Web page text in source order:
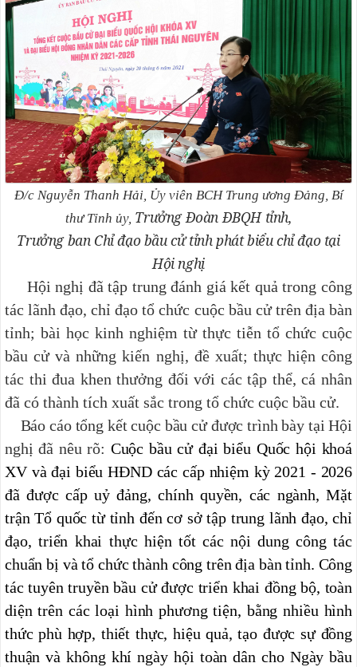
Đ/c Nguyễn Thanh Hải, Ủy viên BCH Trung ương Đảng, Bí
thư Tỉnh ủy, Trưởng Đoàn ĐBQH tỉnh,
Trưởng ban Chỉ đạo bầu cử tỉnh phát biểu chỉ đạo tại
Hội nghị
Hội nghị đã tập trung đánh giá kết quả trong công
tác lãnh đạo, chỉ đạo tổ chức cuộc bầu cử trên địa bàn
tỉnh; bài học kinh nghiệm từ thực tiễn tổ chức cuộc
bầu cử và những kiến nghị, đề xuất; thực hiện công
tác thi đua khen thưởng đối với các tập thể, cá nhân
đã có thành tích xuất sắc trong tổ chức cuộc bầu cử.
Báo cáo tổng kết cuộc bầu cử được trình bày tại Hội
nghị đã nêu rõ: Cuộc bầu cử đại biểu Quốc hội khoá
XV và đại biểu HĐND các cấp nhiệm kỳ 2021 - 2026
đã được cấp uỷ đảng, chính quyền, các ngành, Mặt
trận Tổ quốc từ tỉnh đến cơ sở tập trung lãnh đạo, chỉ
đạo, triển khai thực hiện tốt các nội dung công tác
chuẩn bị và tổ chức thành công trên địa bàn tỉnh. Công
tác tuyên truyền bầu cử được triển khai đồng bộ, toàn
diện trên các loại hình phương tiện, bằng nhiều hình
thức phù hợp, thiết thực, hiệu quả, tạo được sự đồng
thuận và không khí ngày hội toàn dân cho Ngày bầu